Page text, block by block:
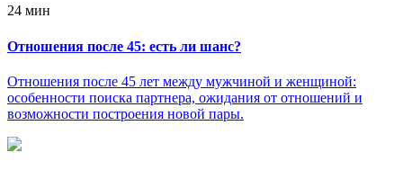
24 мин
Отношения после 45: есть ли шанс?
Отношения после 45 лет между мужчиной и женщиной:
особенности поиска партнера, ожидания от отношений и
возможности построения новой пары.